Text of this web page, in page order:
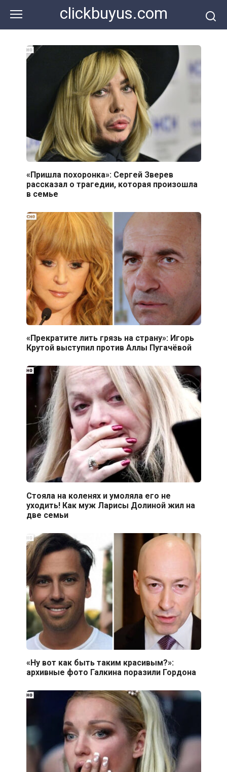
контенту
clickbuyus.com
«Пришла похоронка»: Сергей Зверев
рассказал о трагедии, которая произошла
в семье
«Прекратите лить грязь на страну»: Игорь
Крутой выступил против Аллы Пугачёвой
Стояла на коленях и умоляла его не
уходить! Как муж Ларисы Долиной жил на
две семьи
«Ну вот как быть таким красивым?»:
архивные фото Галкина поразили Гордона